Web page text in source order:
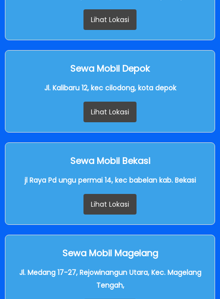
Lihat Lokasi
Sewa Mobil Depok
Jl. Kalibaru 12, kec cilodong, kota depok
Lihat Lokasi
Sewa Mobil Bekasi
jl Raya Pd ungu permai 14, kec babelan kab. Bekasi
Lihat Lokasi
Sewa Mobil Magelang
Jl. Medang 17-27, Rejowinangun Utara, Kec. Magelang
Tengah,